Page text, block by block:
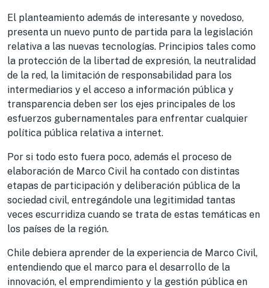
El planteamiento además de interesante y novedoso,
presenta un nuevo punto de partida para la legislación
relativa a las nuevas tecnologías. Principios tales como
la protección de la libertad de expresión, la neutralidad
de la red, la limitación de responsabilidad para los
intermediarios y el acceso a información pública y
transparencia deben ser los ejes principales de los
esfuerzos gubernamentales para enfrentar cualquier
política pública relativa a internet.
Por si todo esto fuera poco, además el proceso de
elaboración de Marco Civil ha contado con distintas
etapas de participación y deliberación pública de la
sociedad civil, entregándole una legitimidad tantas
veces escurridiza cuando se trata de estas temáticas en
los países de la región.
Chile debiera aprender de la experiencia de Marco Civil,
entendiendo que el marco para el desarrollo de la
innovación, el emprendimiento y la gestión pública en